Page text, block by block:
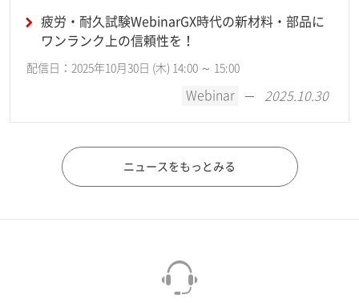
疲労・耐久試験WebinarGX時代の新材料・部品に
ワンランク上の信頼性を！
配信日：2025年10月30日 (木) 14:00 ～ 15:00
Webinar 2025.10.30
ニュースをもっとみる